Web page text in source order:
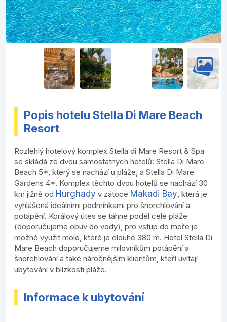
Popis hotelu Stella Di Mare Beach
Resort
Rozlehlý hotelový komplex Stella di Mare Resort & Spa
se skládá ze dvou samostatných hotelů: Stella Di Mare
Beach 5*, který se nachází u pláže, a Stella Di Mare
Gardens 4*. Komplex těchto dvou hotelů se nachází 30
km jižně od Hurghady v zátoce Makadi Bay , která je
vyhlášená ideálními podmínkami pro šnorchlování a
potápění. Korálový útes se táhne podél celé pláže
(doporučujeme obuv do vody), pro vstup do moře je
možné využít molo, které je dlouhé 380 m. Hotel Stella Di
Mare Beach doporučujeme milovníkům potápění a
šnorchlování a také náročnějším klientům, kteří uvítají
ubytování v blízkosti pláže.
Informace k ubytování